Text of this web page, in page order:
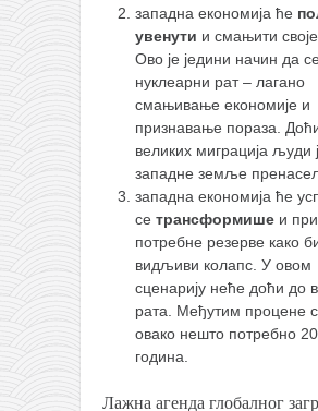
западна економија ће
увенути и смањити
Ово је једини начин да
нуклеарни рат – лагано
смањивање економије и
признавање пораза.
великих миграција људи
западне земље
западна економија ће
се трансформише и
потребне резерве како
видљиви колапс. У овом
сценарију неће доћи до
рата. Међутим процене
овако нешто потребно
година.
Лажна агенда глобалног